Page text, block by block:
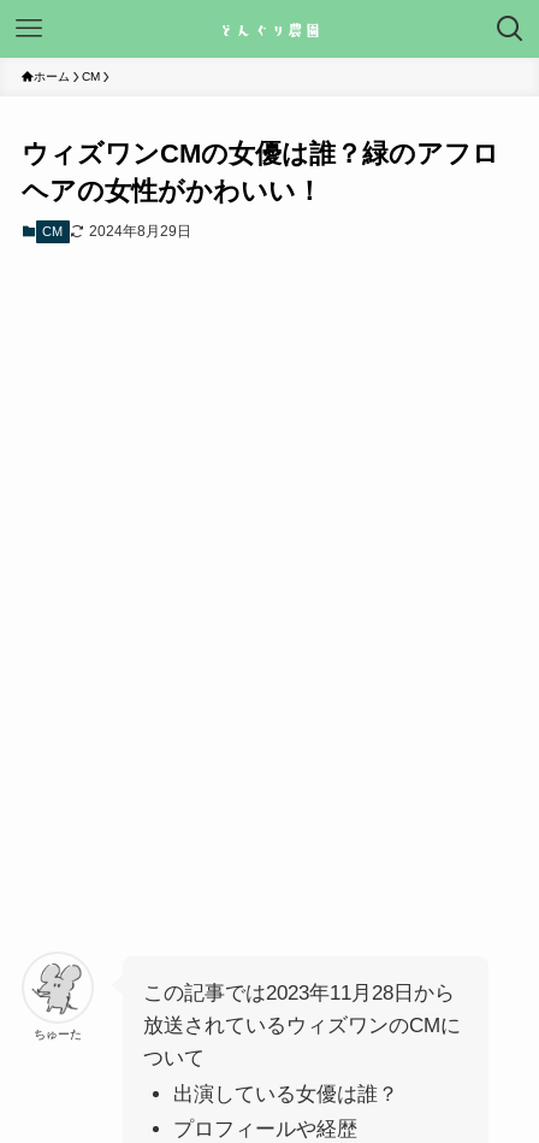
ホーム CM
ウィズワンCMの女優は誰？緑のアフロ
ヘアの女性がかわいい！
CM 2024年8月29日
ちゅーた
この記事では2023年11月28日から
放送されているウィズワンのCMに
ついて
出演している女優は誰？
プロフィールや経歴